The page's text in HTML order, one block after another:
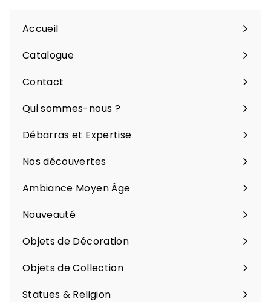
Accueil
Catalogue
Ouvrir
le
Contact
Qui sommes-nous ?
Débarras et Expertise
Nos découvertes
Ambiance Moyen Âge
Nouveauté
Objets de Décoration
Objets de Collection
Statues & Religion